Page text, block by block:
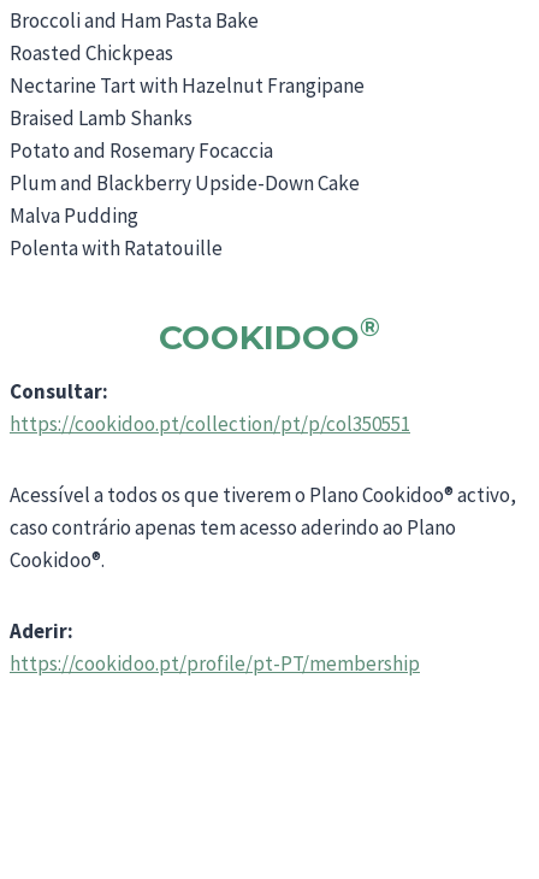
Broccoli and Ham Pasta Bake
Roasted Chickpeas
Nectarine Tart with Hazelnut Frangipane
Braised Lamb Shanks
Potato and Rosemary Focaccia
Plum and Blackberry Upside-Down Cake
Malva Pudding
Polenta with Ratatouille
COOKIDOO®
Consultar:
https://cookidoo.pt/collection/pt/p/col350551
Acessível a todos os que tiverem o Plano Cookidoo® activo,
caso contrário apenas tem acesso aderindo ao Plano
Cookidoo®.
Aderir:
https://cookidoo.pt/profile/pt-PT/membership